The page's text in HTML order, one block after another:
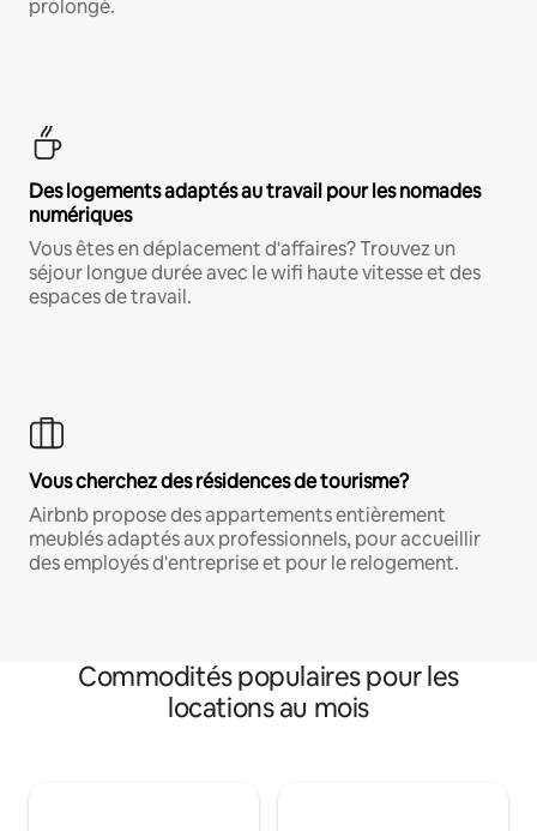
prolongé.
Des logements adaptés au travail pour les nomades
numériques
Vous êtes en déplacement d'affaires? Trouvez un
séjour longue durée avec le wifi haute vitesse et des
espaces de travail.
Vous cherchez des résidences de tourisme?
Airbnb propose des appartements entièrement
meublés adaptés aux professionnels, pour accueillir
des employés d'entreprise et pour le relogement.
Commodités populaires pour les
locations au mois